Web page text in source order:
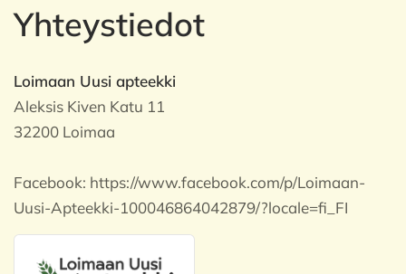
Yhteystiedot
Loimaan Uusi apteekki
Aleksis Kiven Katu 11
32200 Loimaa
Facebook: https://www.facebook.com/p/Loimaan-
Uusi-Apteekki-100046864042879/?locale=fi_FI